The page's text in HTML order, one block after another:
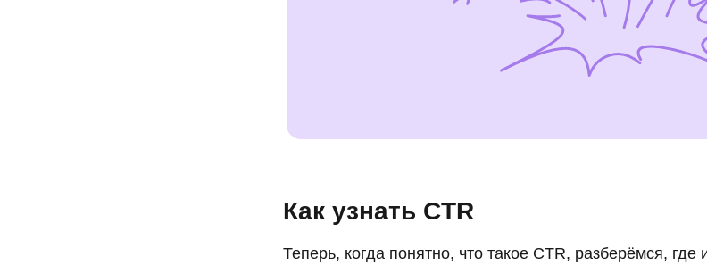
Как узнать CTR
Теперь, когда понятно, что такое CTR, разберёмся, где